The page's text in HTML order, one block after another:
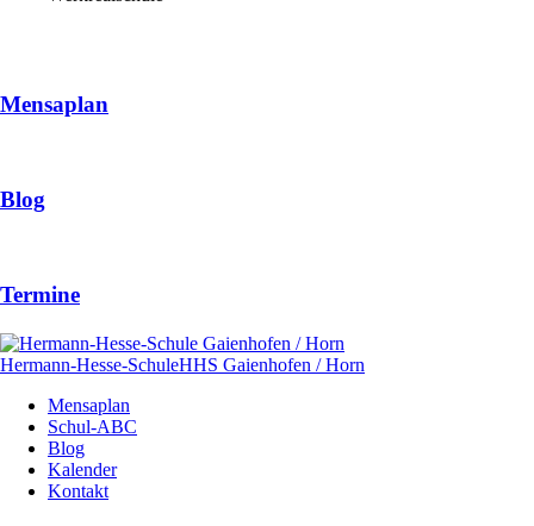
Mensaplan
Blog
Termine
Hermann-Hesse-SchuleHHS Gaienhofen / Horn
überspringen
Mensaplan
Schul-ABC
Blog
Kalender
Kontakt